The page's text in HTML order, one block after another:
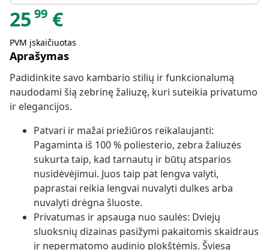
25 99 €
PVM įskaičiuotas
Aprašymas
Padidinkite savo kambario stilių ir funkcionalumą
naudodami šią zebrinę žaliuzę, kuri suteikia privatumo
ir elegancijos.
Patvari ir mažai priežiūros reikalaujanti:
Pagaminta iš 100 % poliesterio, zebra žaliuzės
sukurta taip, kad tarnautų ir būtų atsparios
nusidėvėjimui. Juos taip pat lengva valyti,
paprastai reikia lengvai nuvalyti dulkes arba
nuvalyti drėgna šluoste.
Privatumas ir apsauga nuo saulės: Dviejų
sluoksnių dizainas pasižymi pakaitomis skaidraus
ir nepermatomo audinio plokštėmis. Šviesą